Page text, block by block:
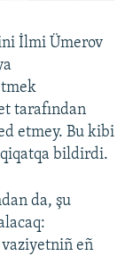
İlmi Ümerov
tarafından
etmey. Bu kibi
bildirdi.
da, şu
eñ